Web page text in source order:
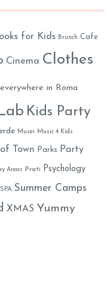
for Kids Brunch Cafe
Cinema Clothes
everywhere in Roma
Kids Party
Musei Music 4 Kids
Town Parks
Party
Areas Prati Psychology
SPA Summer Camps
XMAS Yummy